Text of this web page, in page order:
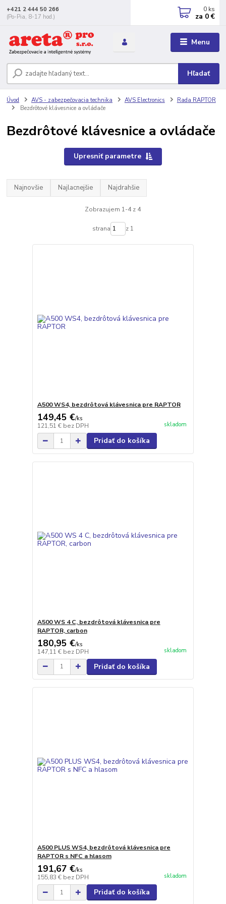
Menu
Hľadať
+421 2 444 50 266
(Po-Pia, 8-17 hod.)
0 ks
za 0 €
Úvod AVS - zabezpečovacia technika AVS Electronics
Rada RAPTOR
Bezdrôtové klávesnice a ovládače
Bezdrôtové klávesnice a ovládače
Upresniť parametre
Najnovšie Najlacnejšie Najdrahšie
Zobrazujem 1-4 z 4
strana z 1
A500 WS4, bezdrôtová klávesnica pre RAPTOR
149,45 €/ks
121,51 € bez DPH skladom
Pridať do košíka
A500 WS 4 C, bezdrôtová klávesnica pre
RAPTOR, carbon
180,95 €/ks
147,11 € bez DPH skladom
Pridať do košíka
A500 PLUS WS4, bezdrôtová klávesnica pre
RAPTOR s NFC a hlasom
191,67 €/ks
155,83 € bez DPH skladom
Pridať do košíka